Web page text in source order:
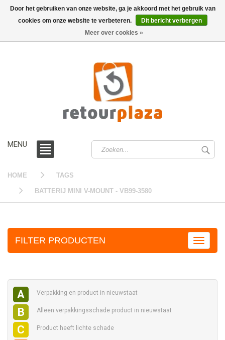
MENU
HOME TAGS
BATTERIJ MINI V-MOUNT - VB99-3580
FILTER PRODUCTEN
A Verpakking en product in nieuwstaat
B Alleen verpakkingsschade product in nieuwstaat
C Product heeft lichte schade
Door het gebruiken van onze website, ga je akkoord met het gebruik van
cookies om onze website te verbeteren.
Dit bericht verbergen
Meer over cookies »